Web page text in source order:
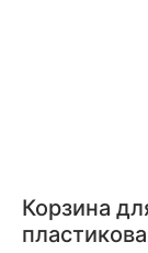
Корзина